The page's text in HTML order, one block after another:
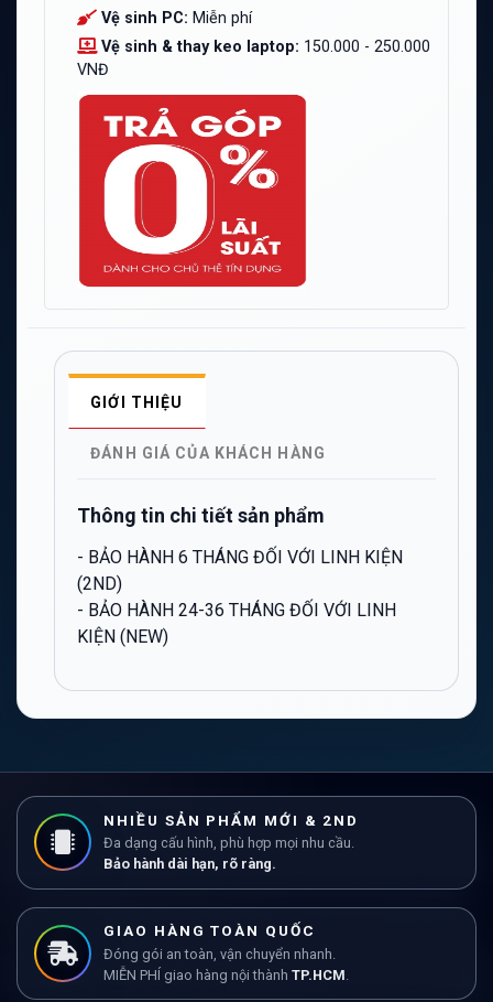
Vệ sinh PC: Miễn phí
Vệ sinh & thay keo laptop: 150.000 - 250.000
VNĐ
GIỚI THIỆU
ĐÁNH GIÁ CỦA KHÁCH HÀNG
Thông tin chi tiết sản phẩm
- BẢO HÀNH 6 THÁNG ĐỐI VỚI LINH KIỆN
(2ND)
- BẢO HÀNH 24-36 THÁNG ĐỐI VỚI LINH
KIỆN (NEW)
NHIỀU SẢN PHẨM MỚI & 2ND
Đa dạng cấu hình, phù hợp mọi nhu cầu.
Bảo hành dài hạn, rõ ràng.
GIAO HÀNG TOÀN QUỐC
Đóng gói an toàn, vận chuyển nhanh.
MIỄN PHÍ giao hàng nội thànhTP.HCM